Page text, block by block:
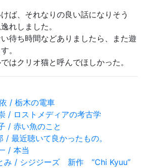
ば、それなりの良い話になりそう
れしました。
待ち時間などありましたら、また遊
。
はクリオ猫と呼んでほしかった。
/ 栃木の電車
/ ロストメディアの考古学
/ 赤い魚のこと
/ 最近聴いて良かったもの。
一 / 本当
み / シジジーズ 新作 ”Chi Kyuu”